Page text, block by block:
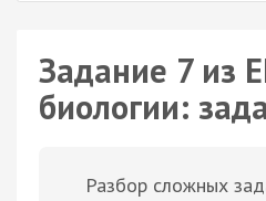
Задание 7 из
биологии:
Разбор сложных